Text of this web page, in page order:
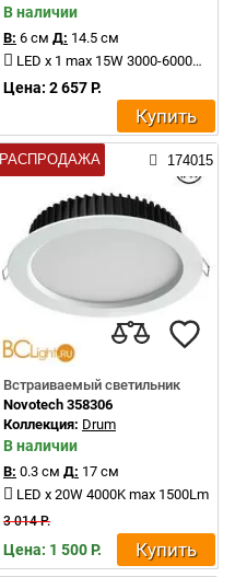
В наличии
В: 6 см Д: 14.5 см
LED x 1 max 15W 3000-6000K 160, 1360, 1250Lm
Цена: 2 657 Р.
Купить
РАСПРОДАЖА 174015
Встраиваемый светильник
Novotech 358306
Коллекция: Drum
В наличии
В: 0.3 см Д: 17 см
LED x 20W 4000K max 1500Lm
3 014 Р.
Цена: 1 500 Р. Купить